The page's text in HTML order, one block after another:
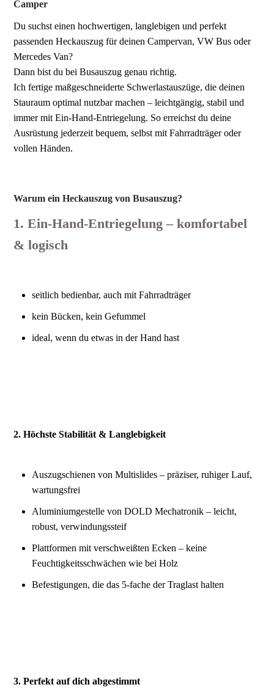
Camper
Du suchst einen hochwertigen, langlebigen und perfekt
passenden Heckauszug für deinen Campervan, VW Bus oder
Mercedes Van?
Dann bist du bei Busauszug genau richtig.
Ich fertige maßgeschneiderte Schwerlastauszüge, die deinen
Stauraum optimal nutzbar machen – leichtgängig, stabil und
immer mit Ein‑Hand‑Entriegelung. So erreichst du deine
Ausrüstung jederzeit bequem, selbst mit Fahrradträger oder
vollen Händen.
Warum ein Heckauszug von Busauszug?
1. Ein‑Hand‑Entriegelung – komfortabel
& logisch
seitlich bedienbar, auch mit Fahrradträger
kein Bücken, kein Gefummel
ideal, wenn du etwas in der Hand hast
2. Höchste Stabilität & Langlebigkeit
Auszugschienen von Multislides – präziser, ruhiger Lauf,
wartungsfrei
Aluminiumgestelle von DOLD Mechatronik – leicht,
robust, verwindungssteif
Plattformen mit verschweißten Ecken – keine
Feuchtigkeitsschwächen wie bei Holz
Befestigungen, die das 5‑fache der Traglast halten
3. Perfekt auf dich abgestimmt